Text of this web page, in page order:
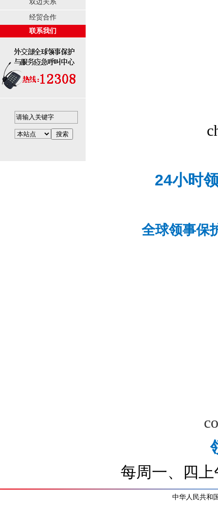
双边关系
经贸合作
联系我们
24小时
全球领事保
每周一、四
中华人民共和